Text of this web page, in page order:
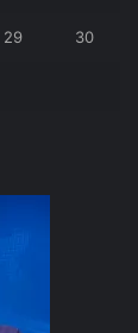
29 30